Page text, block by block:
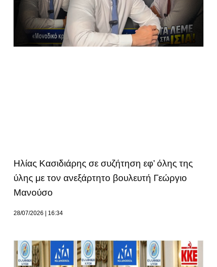
Ηλίας Κασιδιάρης σε συζήτηση εφ’ όλης της
ύλης με τον ανεξάρτητο βουλευτή Γεώργιο
Μανούσο
28/07/2026 16:34